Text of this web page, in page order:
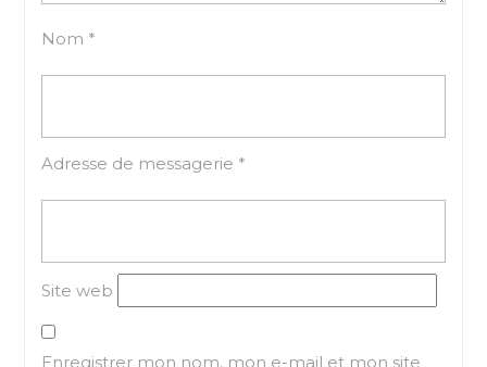
Nom *
Adresse de messagerie *
Site web
Enregistrer mon nom, mon e-mail et mon site